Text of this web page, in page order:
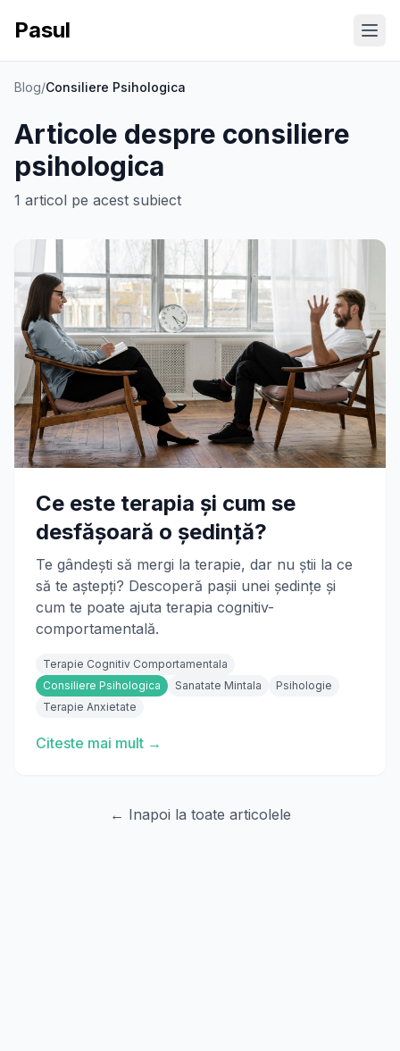
Pasul
Blog/Consiliere Psihologica
Articole despre consiliere
psihologica
1 articol pe acest subiect
Ce este terapia și cum se
desfășoară o ședință?
Te gândești să mergi la terapie, dar nu știi la ce
să te aștepți? Descoperă pașii unei ședințe și
cum te poate ajuta terapia cognitiv-
comportamentală.
Terapie Cognitiv Comportamentala
Consiliere Psihologica
Sanatate Mintala
Psihologie
Terapie Anxietate
Citeste mai mult →
← Inapoi la toate articolele